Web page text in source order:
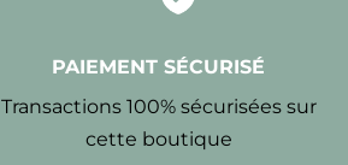
PAIEMENT SÉCURISÉ
Transactions 100% sécurisées sur
cette boutique